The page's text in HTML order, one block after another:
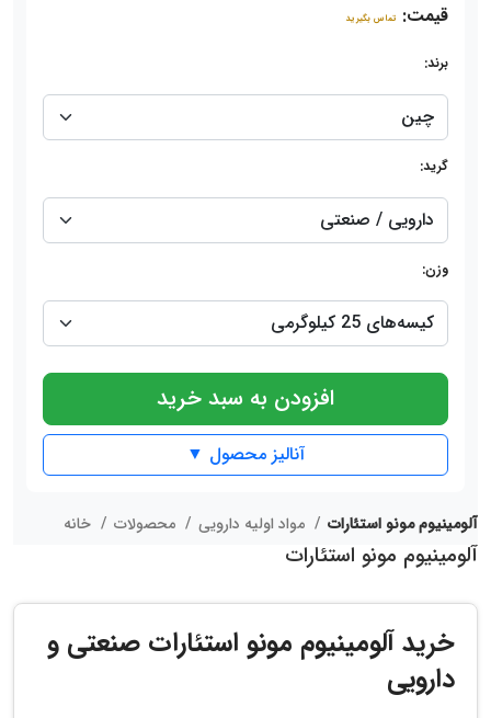
قیمت: تماس بگیرید
برند:
گرید:
وزن:
افزودن به سبد خرید
آنالیز محصول ▼
آلومینیوم مونو استئارات
آلومینیوم مونو استئارات
خرید آلومینیوم مونو استئارات صنعتی و
دارویی